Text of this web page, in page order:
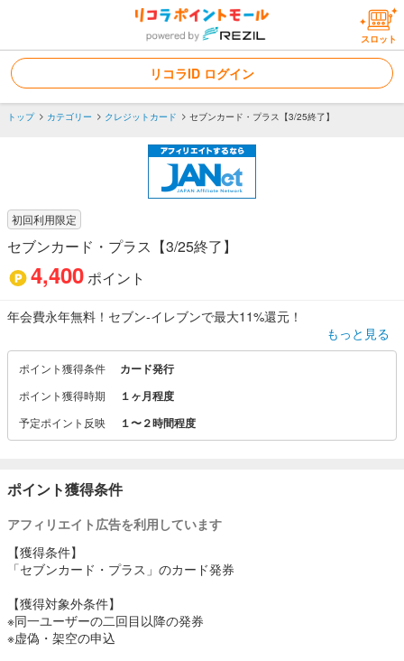
スロット
リコラID ログイン
トップ カテゴリー クレジットカード セブンカード・プラス【3/25終了】
初回利用限定
セブンカード・プラス【3/25終了】
4,400ポイント
年会費永年無料！セブン‐イレブンで最大11%還元！
※最大11%還元には各種条件がございます。詳しくはセブンカード・
プラスの公式ページをご確認ください。
セブン‐イレブン以外でもnanacoポイントがたまる！
8のつく日（毎月8日、18日、28日）は全国のイトーヨーカドーおよ
もっと見る
ポイント獲得条件 カード発行
ポイント獲得時期 １ヶ月程度
予定ポイント反映 １〜２時間程度
ポイント獲得条件
アフィリエイト広告を利用しています
【獲得条件】
「セブンカード・プラス」のカード発券
【獲得対象外条件】
※同一ユーザーの二回目以降の発券
※虚偽・架空の申込